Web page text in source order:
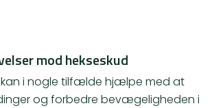
mod hekseskud
kan i nogle tilfælde hjælpe med at
og forbedre bevægeligheden i